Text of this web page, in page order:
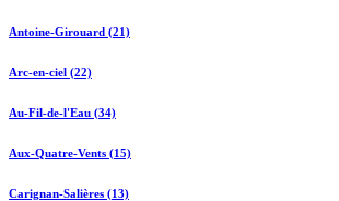
Antoine-Girouard (21)
Arc-en-ciel (22)
Au-Fil-de-l'Eau (34)
Aux-Quatre-Vents (15)
Carignan-Salières (13)